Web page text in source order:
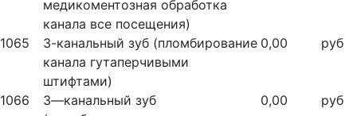
медикоментозная обработка
канала все посещения)
1065
3-канальный зуб (пломбирование
канала гутаперчивыми
штифтами)
0,00 руб
1066
3—канальный зуб
0,00 руб